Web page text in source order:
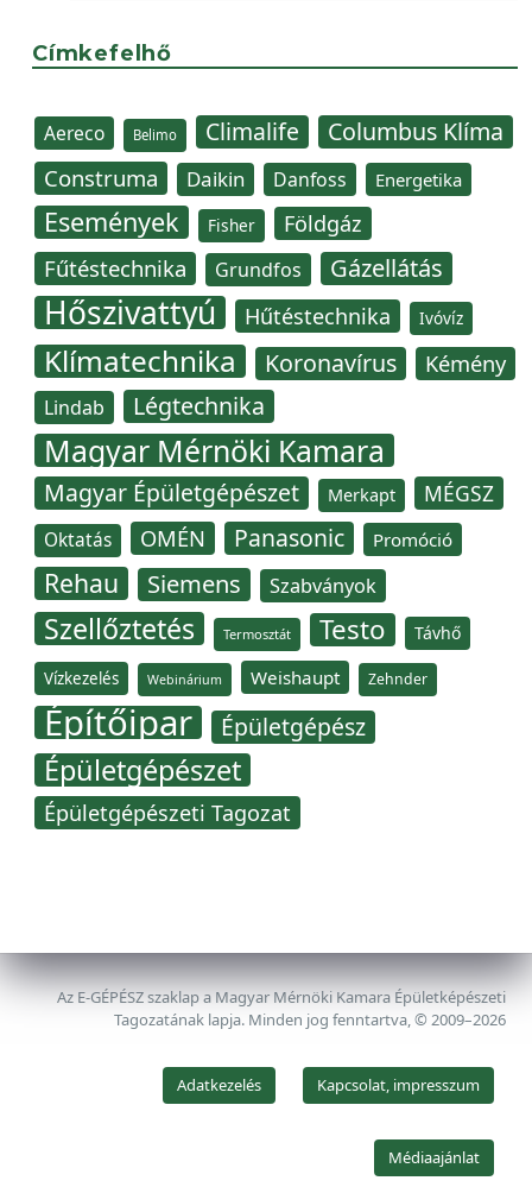
Címkefelhő
Aereco Belimo Climalife Columbus Klíma
Construma Daikin Danfoss Energetika
Események Fisher Földgáz
Fűtéstechnika Grundfos Gázellátás
Hőszivattyú Hűtéstechnika Ivóvíz
Klímatechnika Koronavírus Kémény
Lindab Légtechnika
Magyar Mérnöki Kamara
Magyar Épületgépészet Merkapt MÉGSZ
Oktatás OMÉN Panasonic Promóció
Rehau Siemens Szabványok
Szellőztetés Termosztát Testo Távhő
Vízkezelés Webinárium Weishaupt Zehnder
Építőipar Épületgépész
Épületgépészet
Épületgépészeti Tagozat
Az E-GÉPÉSZ szaklap a Magyar Mérnöki Kamara Épületképészeti
Tagozatának lapja. Minden jog fenntartva, © 2009–2026
Adatkezelés Kapcsolat, impresszum
Médiaajánlat